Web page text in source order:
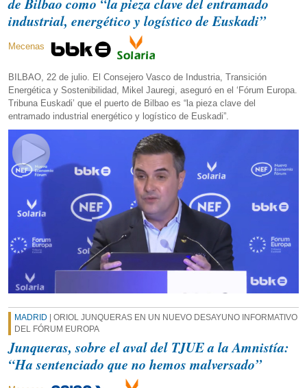
industrial, energético y logístico de Euskadi”
Mecenas
BILBAO, 22 de julio. El Consejero Vasco de Industria, Transición
Energética y Sostenibilidad, Mikel Jauregi, aseguró en el ‘Fórum Europa.
Tribuna Euskadi’ que el puerto de Bilbao es “la pieza clave del
entramado industrial energético y logístico de Euskadi”.
MADRID | ORIOL JUNQUERAS EN UN NUEVO DESAYUNO INFORMATIVO
DEL FÓRUM EUROPA
Junqueras, sobre el aval del TJUE a la Amnistía:
“Ha sentenciado que no hemos malversado”